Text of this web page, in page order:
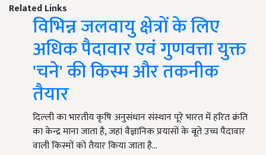
Related Links
विभिन्न जलवायु क्षेत्रों के लिए
अधिक पैदावार एवं गुणवत्ता युक्त
'चने' की किस्म और तकनीक
तैयार
दिल्ली का भारतीय कृषि अनुसंधान संस्थान पूरे भारत में हरित क्रंति
का केन्द्र माना जाता है, जहां वैज्ञानिक प्रयासों के बूते उच्च पैदावार
वाली किस्मों को तैयार किया जाता है…